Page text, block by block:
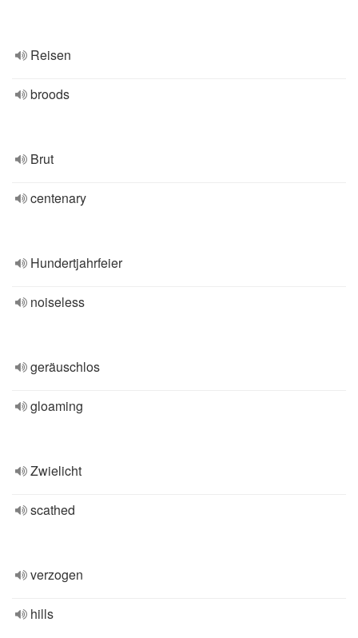
Reisen
broods
Brut
centenary
Hundertjahrfeier
noiseless
geräuschlos
gloaming
Zwielicht
scathed
verzogen
hills